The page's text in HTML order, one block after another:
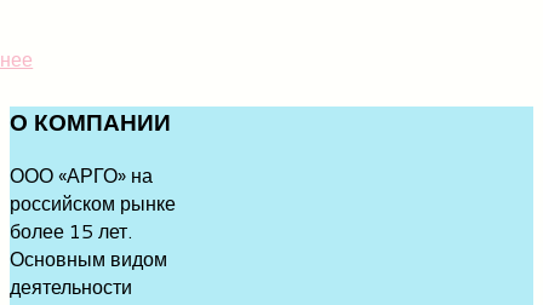
О КОМПАНИИ
ООО «АРГО» на
российском рынке
более 15 лет.
Основным видом
деятельности